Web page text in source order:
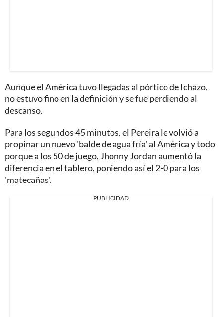
Aunque el América tuvo llegadas al pórtico de Ichazo,
no estuvo fino en la definición y se fue perdiendo al
descanso.
Para los segundos 45 minutos, el Pereira le volvió a
propinar un nuevo 'balde de agua fría' al América y todo
porque a los 50 de juego, Jhonny Jordan aumentó la
diferencia en el tablero, poniendo así el 2-0 para los
'matecañas'.
PUBLICIDAD